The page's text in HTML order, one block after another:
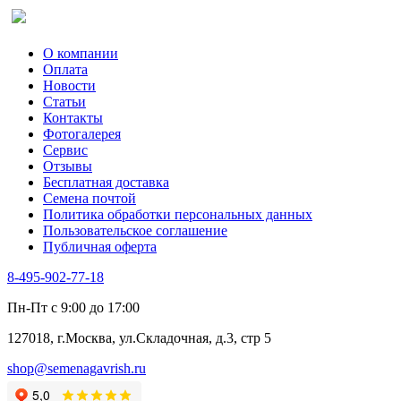
О компании
Оплата
Новости
Статьи
Контакты
Фотогалерея​
Сервис
Отзывы
Бесплатная доставка
Семена почтой
Политика обработки персональных данных
Пользовательское соглашение
Публичная оферта
8-495-902-77-18
Пн-Пт с 9:00 до 17:00
127018, г.Москва, ул.Складочная, д.3, стр 5
shop@semenagavrish.ru